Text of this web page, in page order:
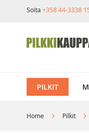
Soita +358 44-3338
PILKIT
Home Pilkit